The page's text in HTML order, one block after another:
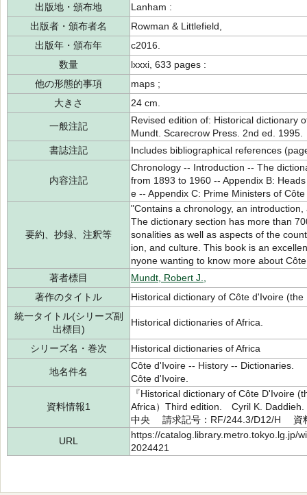
出版地・頒布地
Lanham :
出版者・頒布者名
Rowman & Littlefield,
出版年・頒布年
c2016.
数量
lxxxi, 633 pages :
他の形態的事項
maps ;
大きさ
24 cm.
一般注記
Revised edition of: Historical dictionary
Mundt. Scarecrow Press. 2nd ed. 1995.
書誌注記
Includes bibliographical references
内容注記
Chronology -- Introduction -- The
from 1893 to 1960 -- Appendix B:
e -- Appendix C: Prime Ministers of
要約、抄録、注釈等
"Contains a chronology, an
The dictionary section has more than
sonalities as well as aspects of the
ion, and culture. This book is an
nyone wanting to know more about
著者標目
Mundt, Robert J.,
著作のタイトル
Historical dictionary of Côte d'Ivoire (the
統一タイトル(シリーズ副
出標目)
Historical dictionaries of Africa.
シリーズ名・巻次 Historical dictionaries of Africa
地名件名
Côte d'Ivoire -- History -- Dictionaries.
Côte d'Ivoire.
資料情報1
『Historical dictionary of Côte D'Ivoire
Africa）Third edition. Cyril K.
中央 請求記号：RF/244.3/D12/H 資
URL
https://catalog.library.metro.tokyo.lg.jp/
2024421